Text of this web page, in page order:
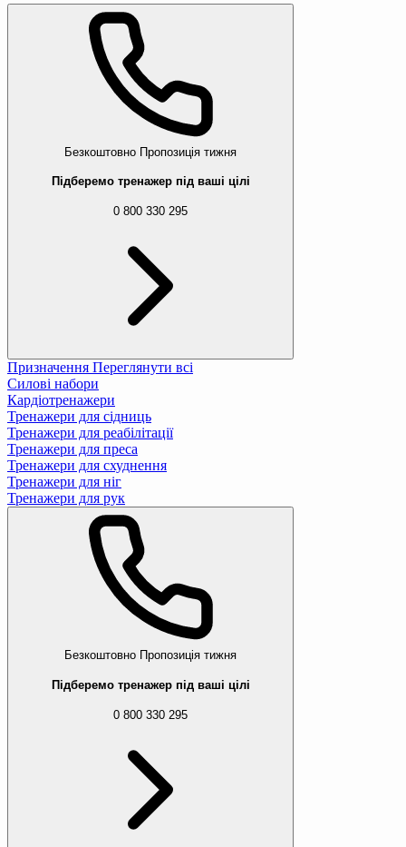
Безкоштовно Пропозиція тижня
Підберемо тренажер під ваші цілі
0 800 330 295
Призначення Переглянути всі
Силові набори
Кардіотренажери
Тренажери для сідниць
Тренажери для реабілітації
Тренажери для преса
Тренажери для схуднення
Тренажери для ніг
Тренажери для рук
Безкоштовно Пропозиція тижня
Підберемо тренажер під ваші цілі
0 800 330 295